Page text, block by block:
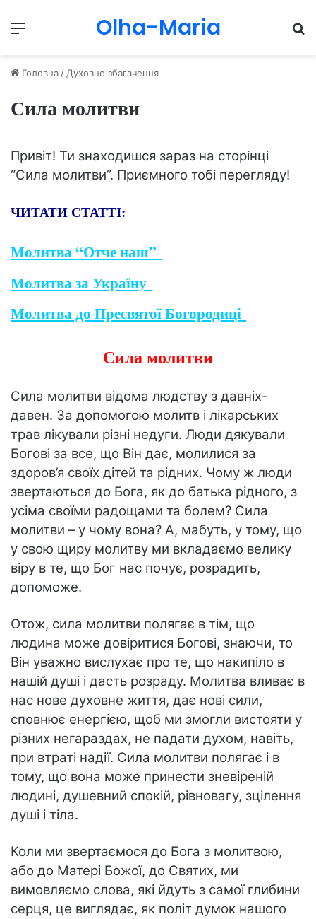
Menu Olha-Maria
Головна / Духовне збагачення
Сила молитви
Привіт! Ти знаходишся зараз на сторінці
“Сила молитви”. Приємного тобі перегляду!
ЧИТАТИ СТАТТІ:
Молитва “Отче наш”
Молитва за Україну
Молитва до Пресвятої Богородиці
Сила молитви
Сила молитви відома людству з давніх-
давен. За допомогою молитв і лікарських
трав лікували різні недуги. Люди дякували
Богові за все, що Він дає, молилися за
здоров’я своїх дітей та рідних. Чому ж люди
звертаються до Бога, як до батька рідного, з
усіма своїми радощами та болем? Сила
молитви – у чому вона? А, мабуть, у тому, що
у свою щиру молитву ми вкладаємо велику
віру в те, що Бог нас почує, розрадить,
допоможе.
Отож, сила молитви полягає в тім, що
людина може довіритися Богові, знаючи, то
Він уважно вислухає про те, що накипіло в
нашій душі і дасть розраду. Молитва вливає в
нас нове духовне життя, дає нові сили,
сповнює енергією, щоб ми змогли вистояти у
різних негараздах, не падати духом, навіть,
при втраті надії. Сила молитви полягає і в
тому, що вона може принести зневіреній
людині, душевний спокій, рівновагу, зцілення
душі і тіла.
Коли ми звертаємося до Бога з молитвою,
або до Матері Божої, до Святих, ми
вимовляємо слова, які йдуть з самої глибини
серця, це виглядає, як політ думок нашого